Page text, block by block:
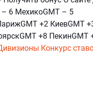
– 6 МехикоGMT – 5
+2 КиевGMT
+8 ПекинGMT
Конкурс